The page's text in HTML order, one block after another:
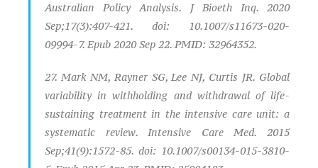
Australian Policy Analysis. J Bioeth Inq. 2020
Sep;17(3):407-421. doi: 10.1007/s11673-020-
09994-7. Epub 2020 Sep 22. PMID: 32964352.
27. Mark NM, Rayner SG, Lee NJ, Curtis JR. Global
variability in withholding and withdrawal of life-
sustaining treatment in the intensive care unit: a
systematic review. Intensive Care Med. 2015
Sep;41(9):1572-85. doi: 10.1007/s00134-015-3810-